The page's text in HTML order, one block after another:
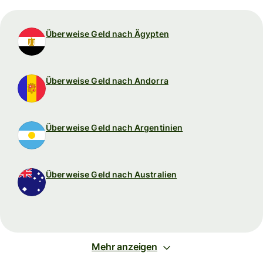
Überweise Geld nach Ägypten
Überweise Geld nach Andorra
Überweise Geld nach Argentinien
Überweise Geld nach Australien
Mehr anzeigen